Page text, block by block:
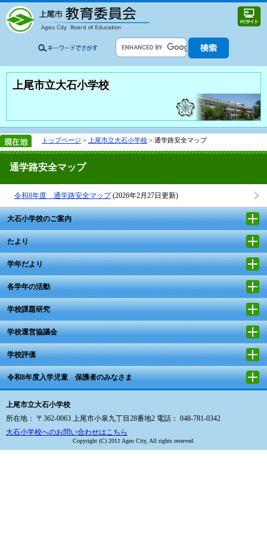
上尾市立大石小学校
トップページ > 上尾市立大石小学校 > 通学路安全マップ
通学路安全マップ
令和8年度 通学路安全マップ(2026年2月27日更新)
大石小学校のご案内
たより
学年だより
各学年の活動
学校課題研究
学校運営協議会
学校評価
令和8年度入学児童 保護者のみなさま
上尾市立大石小学校
所在地： 〒362-0063 上尾市小泉九丁目28番地2 電話： 048-781-0342
大石小学校へのお問い合わせはこちら
Copyright (C) 2011 Ageo City, All rights reserved.